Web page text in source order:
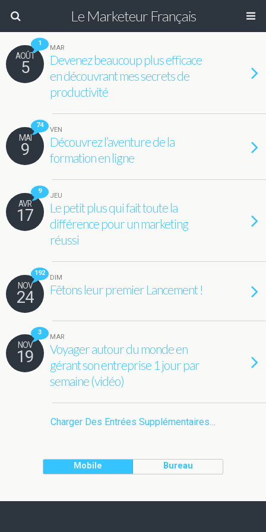
Le Marketeur Français
1
AOÛT
5
MAR
Devenez beaucoup plus efficace
en découvrant mes secrets de
productivité
74
MAI
9
VEN
Découvrez l’aventure de la
formation en ligne
9
AVR
17
JEU
Le petit plus qui fait toute la
différence pour un marketing
réussi
192
NOV
24
DIM
Fêtons leur premier Lancement !
3
NOV
19
MAR
Voyager autour du monde en
gérant son entreprise 1 jour par
semaine (vidéo)
Charger Des Entrées Supplémentaires…
Mobile Bureau